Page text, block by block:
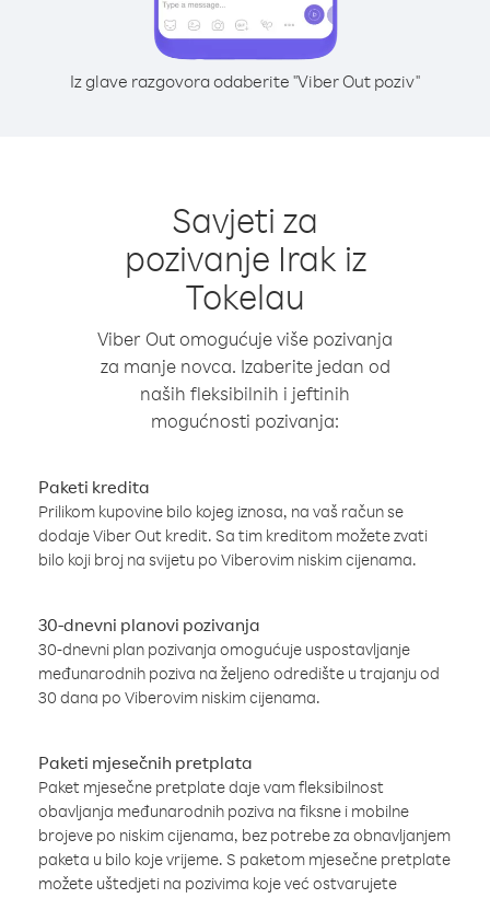
Iz glave razgovora odaberite "Viber Out poziv"
Savjeti za
pozivanje Irak iz
Tokelau
Viber Out omogućuje više pozivanja
za manje novca. Izaberite jedan od
naših fleksibilnih i jeftinih
mogućnosti pozivanja:
Paketi kredita
Prilikom kupovine bilo kojeg iznosa, na vaš račun se
dodaje Viber Out kredit. Sa tim kreditom možete zvati
bilo koji broj na svijetu po Viberovim niskim cijenama.
30-dnevni planovi pozivanja
30-dnevni plan pozivanja omogućuje uspostavljanje
međunarodnih poziva na željeno odredište u trajanju od
30 dana po Viberovim niskim cijenama.
Paketi mjesečnih pretplata
Paket mjesečne pretplate daje vam fleksibilnost
obavljanja međunarodnih poziva na fiksne i mobilne
brojeve po niskim cijenama, bez potrebe za obnavljanjem
paketa u bilo koje vrijeme. S paketom mjesečne pretplate
možete uštedjeti na pozivima koje već ostvarujete